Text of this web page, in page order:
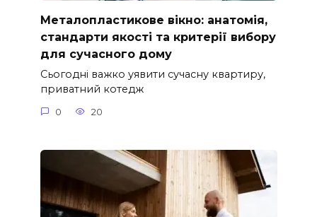
Металопластикове вікно: анатомія,
стандарти якості та критерії вибору
для сучасного дому
Сьогодні важко уявити сучасну квартиру,
приватний котедж
0 20